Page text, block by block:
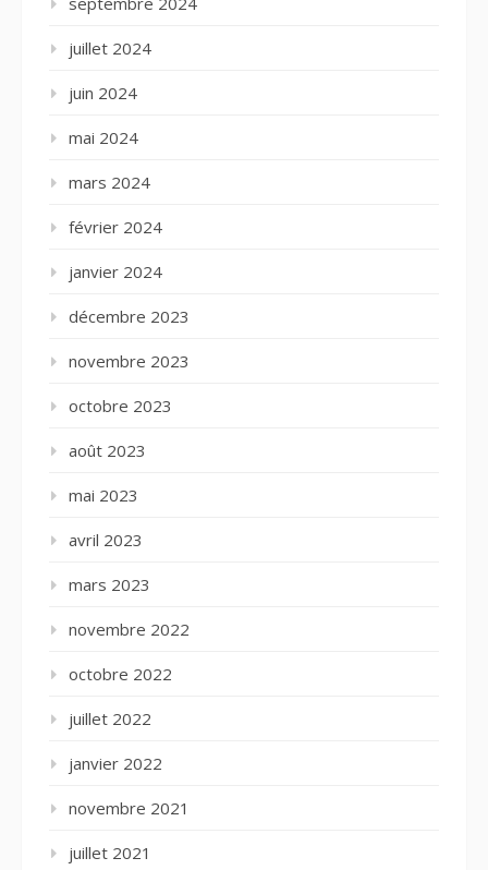
juillet 2024
juin 2024
mai 2024
mars 2024
février 2024
janvier 2024
décembre 2023
novembre 2023
octobre 2023
août 2023
mai 2023
avril 2023
mars 2023
novembre 2022
octobre 2022
juillet 2022
janvier 2022
novembre 2021
juillet 2021